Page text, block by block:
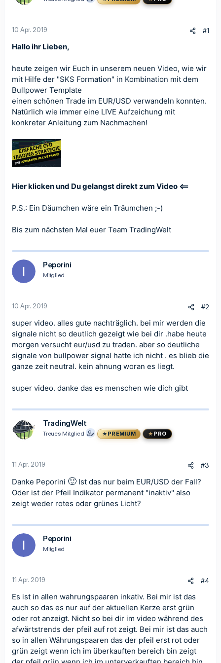
10 Apr. 2019 #1
Hallo ihr Lieben,
heute zeigen wir Euch in unserem neuen Video, wie wir
mit Hilfe der "SKS Formation" in Kombination mit dem
Bullpower Template
einen schönen Trade im EUR/USD verwandeln konnten.
Natürlich wie immer eine LIVE Aufzeichung mit
konkreter Anleitung zum Nachmachen!
Hier klicken und Du gelangst direkt zum Video <==
P.S.: Ein Däumchen wäre ein Träumchen ;-)
Bis zum nächsten Mal euer Team TradingWelt
Peporini
Mitglied
10 Apr. 2019 #2
super video. alles gute nachträglich. bei mir werden die
signale nicht so deutlich gezeigt wie bei dir .habe heute
morgen versucht eur/usd zu traden. aber so deutliche
signale von bullpower signal hatte ich nicht . es blieb die
ganze zeit neutral. kein ahnung woran es liegt.
super video. danke das es menschen wie dich gibt
TradingWelt
Treues Mitglied PREMIUM PRO
11 Apr. 2019 #3
Danke Peporini 🙂 Ist das nur beim EUR/USD der Fall?
Oder ist der Pfeil Indikator permanent "inaktiv" also
zeigt weder rotes oder grünes Licht?
Peporini
Mitglied
11 Apr. 2019 #4
Es ist in allen wahrungspaaren inkativ. Bei mir ist das
auch so das es nur auf der aktuellen Kerze erst grün
oder rot anzeigt. Nicht so bei dir im video während des
afwärtstrends der pfeil auf rot zeigt. Bei mir ist das auch
so in allen Währungspaaren das der pfeil erst rot oder
grün zeigt wenn ich im überkauften bereich bin zeigt